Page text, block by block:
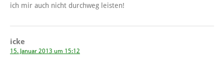
ich mir auch nicht durchweg leisten!
icke
15. Januar 2013 um 15:12